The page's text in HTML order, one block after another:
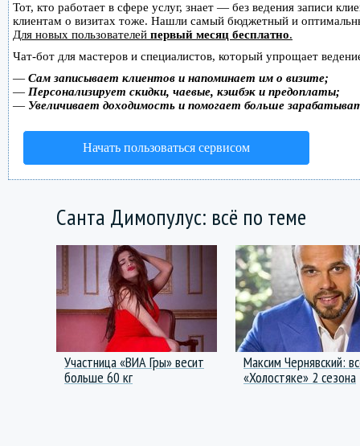
Тот, кто работает в сфере услуг, знает — без ведения записи
клиентам о визитах тоже. Нашли самый бюджетный и
Для новых пользователей первый месяц бесплатно.
Чат-бот для мастеров и специалистов, который упрощает
— Сам записывает клиентов и напоминает им о визите;
— Персонализирует скидки, чаевые, кэшбэк и предоплаты;
— Увеличивает доходимость и помогает больше
Начать пользоваться сервисом
Санта Димопулус: всё по теме
Участница «ВИА Гры» весит
больше 60 кг
Максим Чернявский:
«Холостяке» 2 сезона